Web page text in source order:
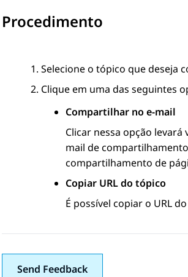
Procedimento
Selecione o tópico que deseja
Clique em uma das seguintes
Compartilhar no e-mail
Clicar nessa opção
mail de
compartilhamento de
Copiar URL do tópico
É possível copiar o URL
Send Feedback